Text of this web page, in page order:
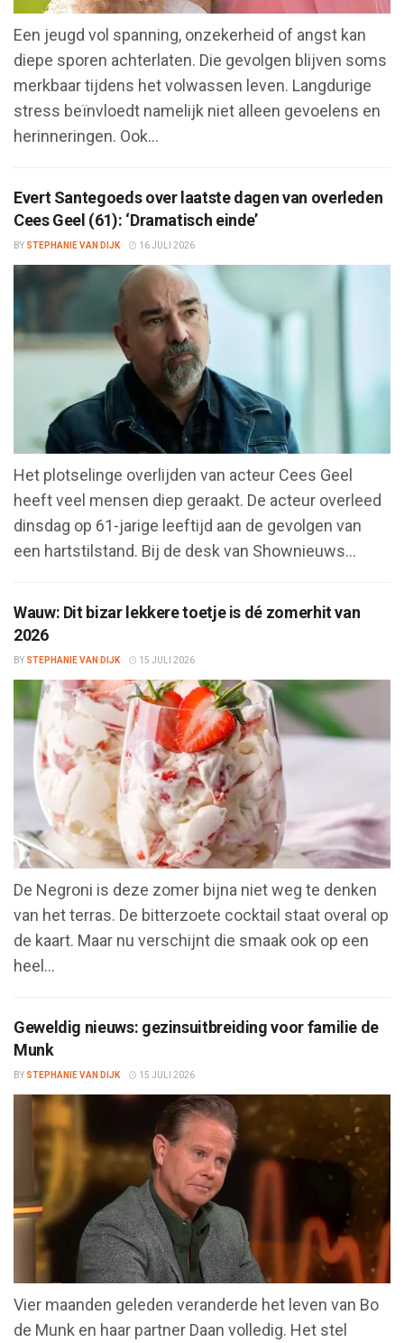
Een jeugd vol spanning, onzekerheid of angst kan
diepe sporen achterlaten. Die gevolgen blijven soms
merkbaar tijdens het volwassen leven. Langdurige
stress beïnvloedt namelijk niet alleen gevoelens en
herinneringen. Ook...
Evert Santegoeds over laatste dagen van overleden
Cees Geel (61): ‘Dramatisch einde’
BY STEPHANIE VAN DIJK 16 JULI 2026
Het plotselinge overlijden van acteur Cees Geel
heeft veel mensen diep geraakt. De acteur overleed
dinsdag op 61-jarige leeftijd aan de gevolgen van
een hartstilstand. Bij de desk van Shownieuws...
Wauw: Dit bizar lekkere toetje is dé zomerhit van
2026
BY STEPHANIE VAN DIJK 15 JULI 2026
De Negroni is deze zomer bijna niet weg te denken
van het terras. De bitterzoete cocktail staat overal op
de kaart. Maar nu verschijnt die smaak ook op een
heel...
Geweldig nieuws: gezinsuitbreiding voor familie de
Munk
BY STEPHANIE VAN DIJK 15 JULI 2026
Vier maanden geleden veranderde het leven van Bo
de Munk en haar partner Daan volledig. Het stel